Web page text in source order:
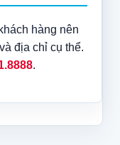
hàng nên
địa chỉ cụ thể.
.